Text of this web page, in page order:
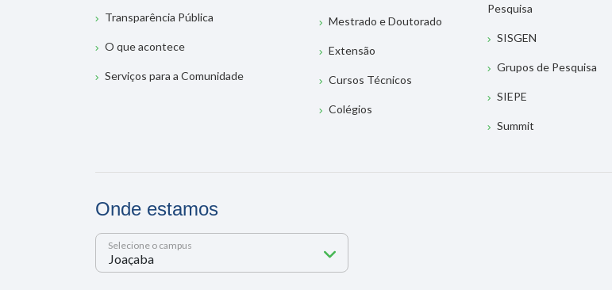
Transparência Pública
O que acontece
Serviços para a Comunidade
Mestrado e Doutorado
Extensão
Cursos Técnicos
Colégios
Pesquisa
SISGEN
Grupos de Pesquisa
SIEPE
Summit
Onde estamos
Selecione o campus